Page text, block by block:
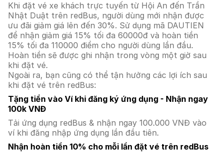
Khi đặt vé xe khách trực tuyến từ Hội An đến Trần
Nhật Duật trên redBus, người dùng mới nhận được
ưu đãi giảm giá lên đến 30%. Sử dụng mã DAUTIEN
để nhận giảm giá 15% tối đa 60000đ và hoàn tiền
15% tối đa 110000 điểm cho người dùng lần đầu.
Hoàn tiền sẽ được ghi nhận trong vòng một giờ sau
khi đặt vé.
Ngoài ra, bạn cũng có thể tận hưởng các lợi ích sau
khi đặt vé trên redBus:
Tặng tiền vào Ví khi đăng ký ứng dụng - Nhận ngay
100k VNĐ
Tải ứng dụng redBus & nhận ngay 100.000 VNĐ vào
ví khi đăng nhập ứng dụng lần đầu tiên.
Nhận hoàn tiền 10% cho mỗi lần đặt vé trên redBus